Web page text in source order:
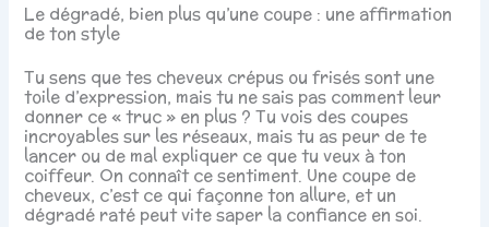
Le dégradé, bien plus qu’une coupe : une affirmation
de ton style
Tu sens que tes cheveux crépus ou frisés sont une
toile d’expression, mais tu ne sais pas comment leur
donner ce « truc » en plus ? Tu vois des coupes
incroyables sur les réseaux, mais tu as peur de te
lancer ou de mal expliquer ce que tu veux à ton
coiffeur. On connaît ce sentiment. Une coupe de
cheveux, c’est ce qui façonne ton allure, et un
dégradé raté peut vite saper la confiance en soi.